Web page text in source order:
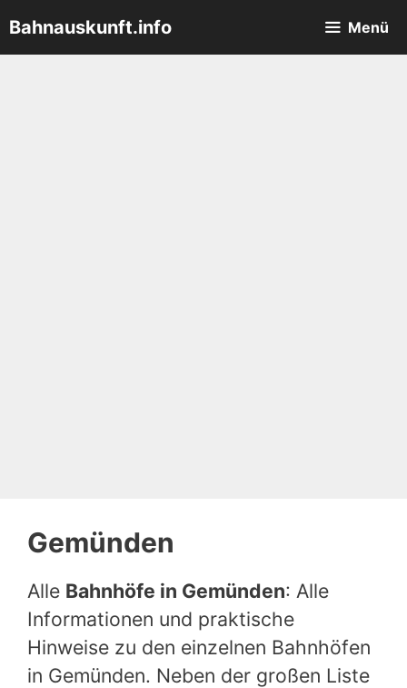
Inhalt
springen
Bahnauskunft.info Menü
Gemünden
Alle Bahnhöfe in Gemünden: Alle
Informationen und praktische
Hinweise zu den einzelnen Bahnhöfen
in Gemünden. Neben der großen Liste